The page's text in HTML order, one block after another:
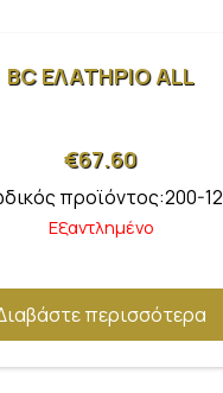
BC ΕΛΑΤΗΡΙΟ ALL
€67.60
προϊόντος:200-12
Εξαντλημένο
περισσότερα